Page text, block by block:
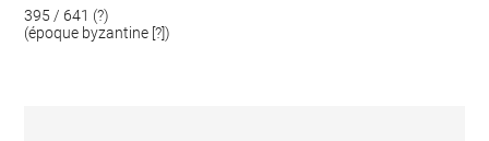
395 / 641 (?)
(époque byzantine [?])